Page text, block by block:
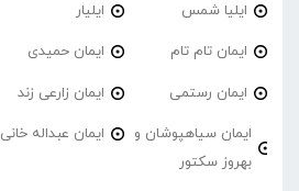
ایلیا شمس ایلیار
ایمان تام تام ایمان حمیدی
ایمان رستمی ایمان زارعی زند
ایمان سیاهپوشان و
بهروز سکتور
ایمان عبداله خانی